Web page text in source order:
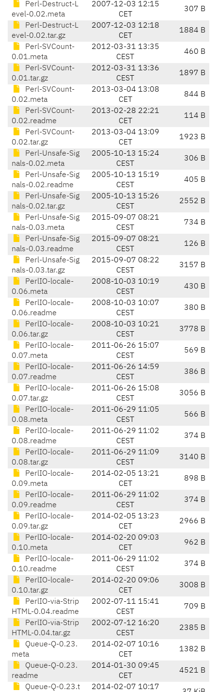
Perl-Destruct-L
evel-0.02.meta
2007-12-03 12:15
CET
307 B
Perl-Destruct-L
evel-0.02.tar.gz
2007-12-03 12:18
CET
1884 B
Perl-SVCount-
0.01.meta
2012-03-31 13:35
CEST
460 B
Perl-SVCount-
0.01.tar.gz
2012-03-31 13:36
CEST
1897 B
Perl-SVCount-
0.02.meta
2013-03-04 13:08
CET
844 B
Perl-SVCount-
0.02.readme
2013-02-28 22:21
CET
114 B
Perl-SVCount-
0.02.tar.gz
2013-03-04 13:09
CET
1923 B
Perl-Unsafe-Sig
nals-0.02.meta
2005-10-13 15:24
CEST
306 B
Perl-Unsafe-Sig
nals-0.02.readme
2005-10-13 15:19
CEST
405 B
Perl-Unsafe-Sig
nals-0.02.tar.gz
2005-10-13 15:26
CEST
2552 B
Perl-Unsafe-Sig
nals-0.03.meta
2015-09-07 08:21
CEST
734 B
Perl-Unsafe-Sig
nals-0.03.readme
2015-09-07 08:21
CEST
126 B
Perl-Unsafe-Sig
nals-0.03.tar.gz
2015-09-07 08:22
CEST
3157 B
PerlIO-locale-
0.06.meta
2008-10-03 10:19
CEST
430 B
PerlIO-locale-
0.06.readme
2008-10-03 10:07
CEST
380 B
PerlIO-locale-
0.06.tar.gz
2008-10-03 10:21
CEST
3778 B
PerlIO-locale-
0.07.meta
2011-06-26 15:07
CEST
569 B
PerlIO-locale-
0.07.readme
2011-06-26 14:59
CEST
386 B
PerlIO-locale-
0.07.tar.gz
2011-06-26 15:08
CEST
3056 B
PerlIO-locale-
0.08.meta
2011-06-29 11:05
CEST
566 B
PerlIO-locale-
0.08.readme
2011-06-29 11:02
CEST
374 B
PerlIO-locale-
0.08.tar.gz
2011-06-29 11:09
CEST
3140 B
PerlIO-locale-
0.09.meta
2014-02-05 13:21
CET
898 B
PerlIO-locale-
0.09.readme
2011-06-29 11:02
CEST
374 B
PerlIO-locale-
0.09.tar.gz
2014-02-05 13:23
CET
2966 B
PerlIO-locale-
0.10.meta
2014-02-20 09:03
CET
962 B
PerlIO-locale-
0.10.readme
2011-06-29 11:02
CEST
374 B
PerlIO-locale-
0.10.tar.gz
2014-02-20 09:06
CET
3008 B
PerlIO-via-Strip
HTML-0.04.readme
2002-07-11 15:41
CEST
709 B
PerlIO-via-Strip
HTML-0.04.tar.gz
2002-07-12 16:20
CEST
2385 B
Queue-Q-0.23.
meta
2014-02-07 10:16
CET
1382 B
Queue-Q-0.23.
readme
2014-01-30 09:45
CET
4521 B
Queue-Q-0.23.t 2014-02-07 10:17